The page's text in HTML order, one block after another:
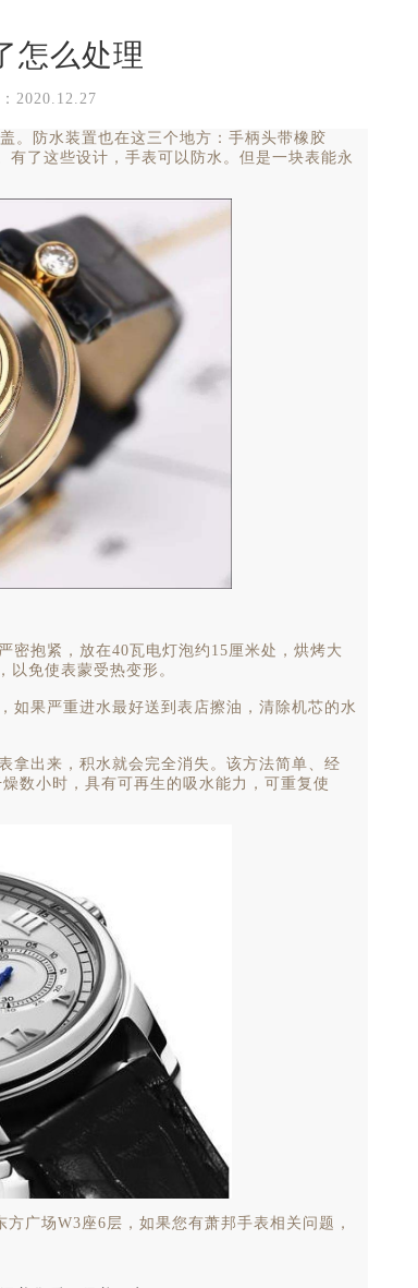
室萧邦售后服务中心（需提前预约）
怎么处理
2020.12.27
。防水装置也在这三个地方：手柄头带橡胶
了这些设计，手表可以防水。但是一块表能永
抱紧，放在40瓦电灯泡约15厘米处，烘烤大
免使表蒙受热变形。
果严重进水最好送到表店擦油，清除机芯的水
出来，积水就会完全消失。该方法简单、经
数小时，具有可再生的吸水能力，可重复使
广场W3座6层，如果您有萧邦手表相关问题，